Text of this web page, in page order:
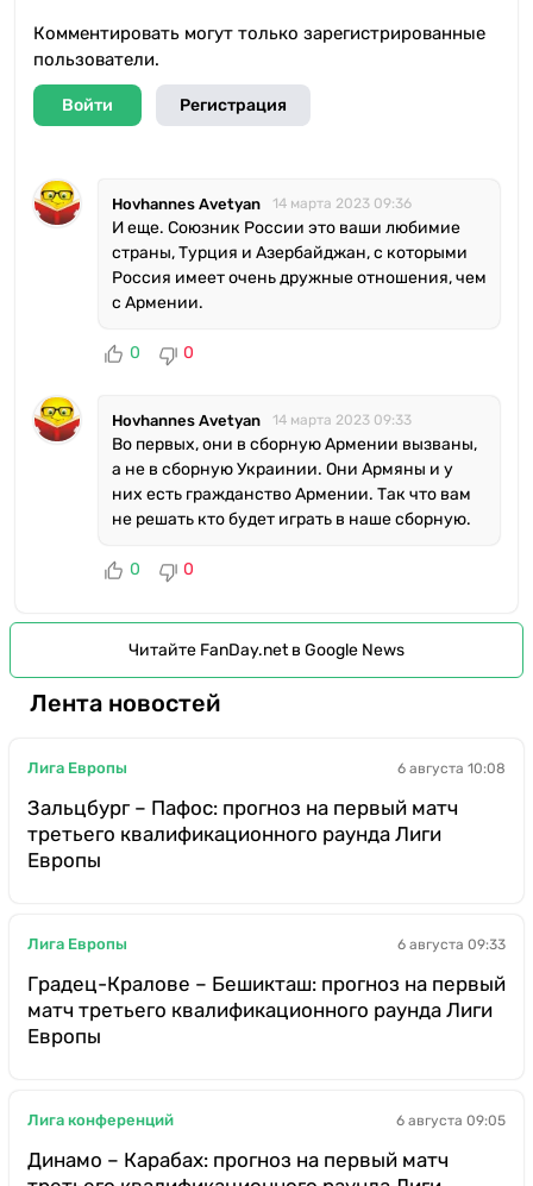
Комментировать могут только зарегистрированные
пользователи.
Войти Регистрация
Hovhannes Avetyan 14 марта 2023 09:36
И еще. Союзник России это ваши любимие
страны, Турция и Азербайджан, с которыми
Россия имеет очень дружные отношения, чем
с Армении.
0 0
Hovhannes Avetyan 14 марта 2023 09:33
Во первых, они в сборную Армении вызваны,
а не в сборную Украинии. Они Армяны и у
них есть гражданство Армении. Так что вам
не решать кто будет играть в наше сборную.
0 0
Читайте FanDay.net в Google News
Лента новостей
Лига Европы 6 августа 10:08
Зальцбург – Пафос: прогноз на первый матч
третьего квалификационного раунда Лиги
Европы
Лига Европы 6 августа 09:33
Градец-Кралове – Бешикташ: прогноз на первый
матч третьего квалификационного раунда Лиги
Европы
Лига конференций 6 августа 09:05
Динамо – Карабах: прогноз на первый матч